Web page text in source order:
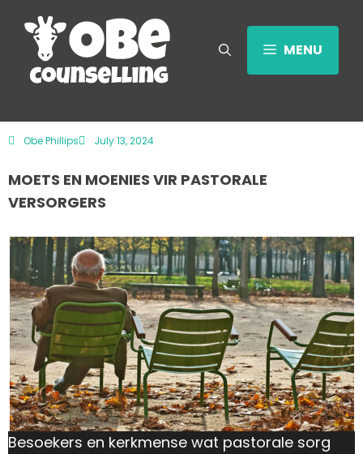
MENU
Obe Phillips July 13, 2024
MOETS EN MOENIES VIR PASTORALE
VERSORGERS
Besoekers en kerkmense wat pastorale sorg